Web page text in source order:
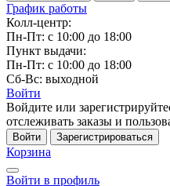
График работы
Колл-центр:
Пн-Пт: с 10:00 до 18:00
Пункт выдачи:
Пн-Пт: с 10:00 до 18:00
Сб-Вс: выходной
Войти
Войдите или
отслеживать заказы и
Войти Зарегистрироваться
Корзина
Войти в профиль